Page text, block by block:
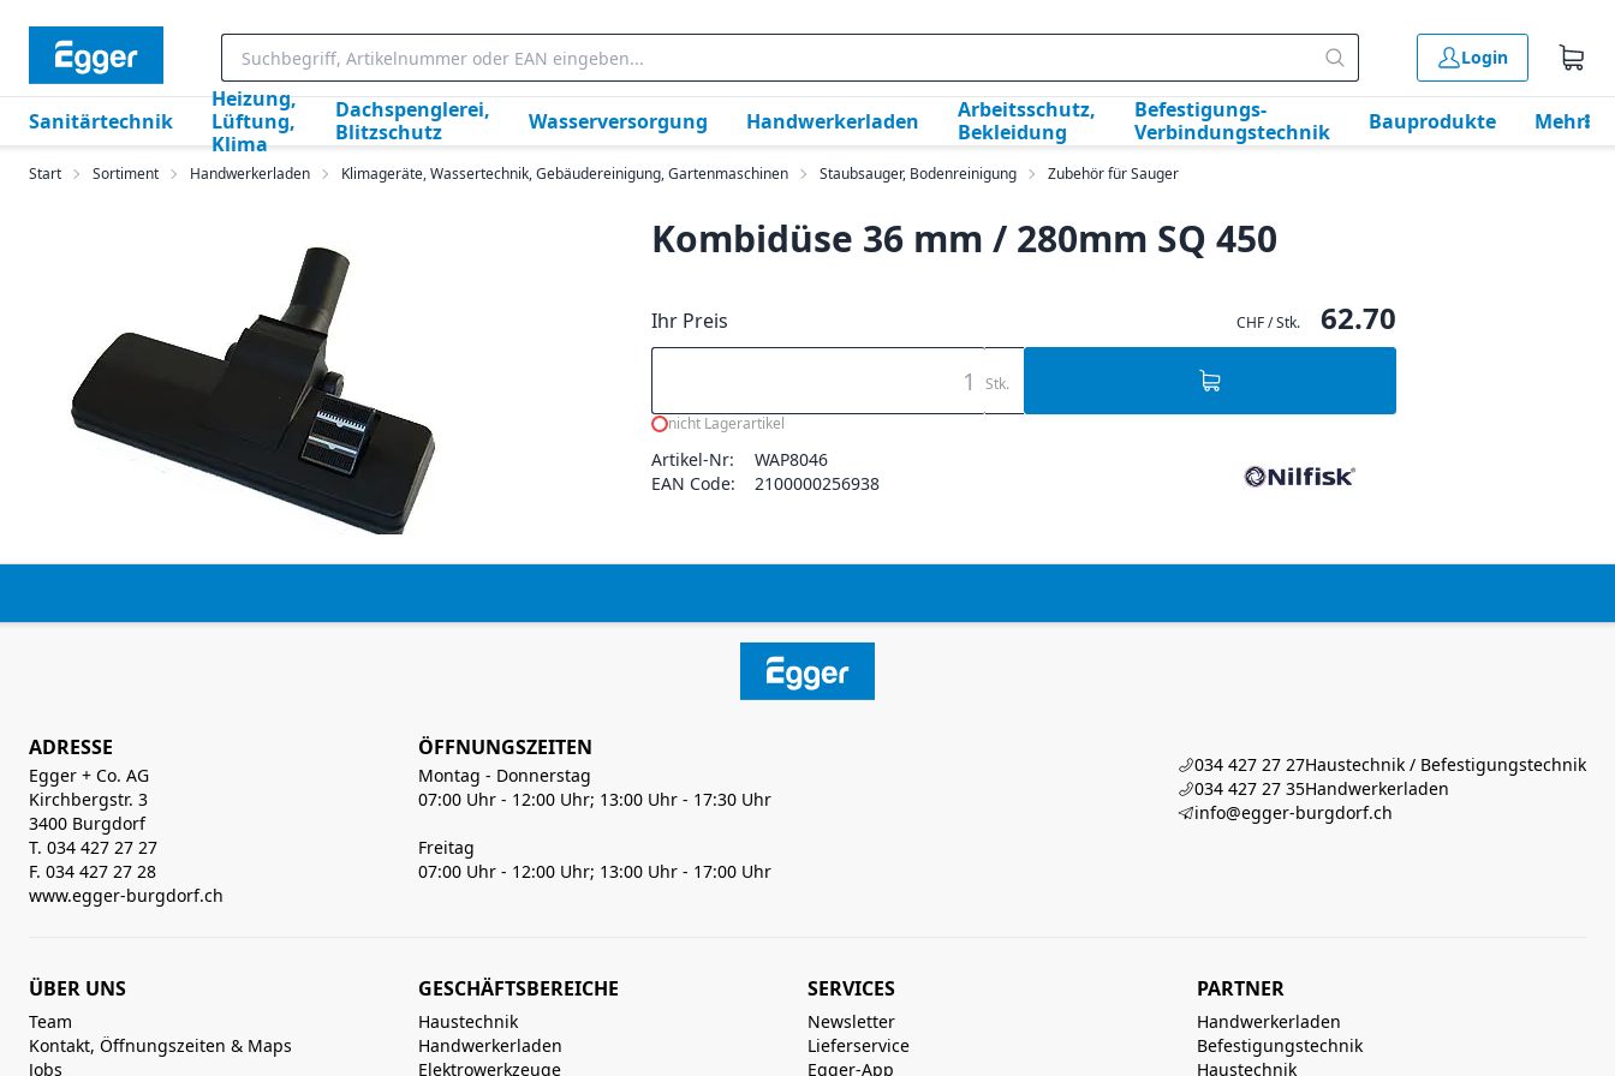
Login
Sanitärtechnik
Heizung,
Lüftung,
Klima
Dachspenglerei,
Blitzschutz
Wasserversorgung Handwerkerladen
Arbeitsschutz,
Bekleidung
Befestigungs-
Verbindungstechnik
Bauprodukte Mehr
Start Sortiment Handwerkerladen Klimageräte, Wassertechnik, Gebäudereinigung, Gartenmaschinen Staubsauger, Bodenreinigung Zubehör für Sauger
Kombidüse 36 mm / 280mm SQ 450
Ihr Preis CHF / Stk. 62.70
Stk.
nicht Lagerartikel
Artikel-Nr:
WAP8046
EAN Code:
2100000256938
ADRESSE
Egger + Co. AG
Kirchbergstr. 3
3400 Burgdorf
T. 034 427 27 27
F. 034 427 27 28
www.egger-burgdorf.ch
ÖFFNUNGSZEITEN
Montag - Donnerstag
07:00 Uhr - 12:00 Uhr; 13:00 Uhr - 17:30 Uhr
Freitag
07:00 Uhr - 12:00 Uhr; 13:00 Uhr - 17:00 Uhr
034 427 27 27Haustechnik / Befestigungstechnik
034 427 27 35Handwerkerladen
info@egger-burgdorf.ch
ÜBER UNS
Team
Kontakt, Öffnungszeiten & Maps
Jobs
GESCHÄFTSBEREICHE
Haustechnik
Handwerkerladen
Elektrowerkzeuge
SERVICES
Newsletter
Lieferservice
Egger-App
PARTNER
Handwerkerladen
Befestigungstechnik
Haustechnik